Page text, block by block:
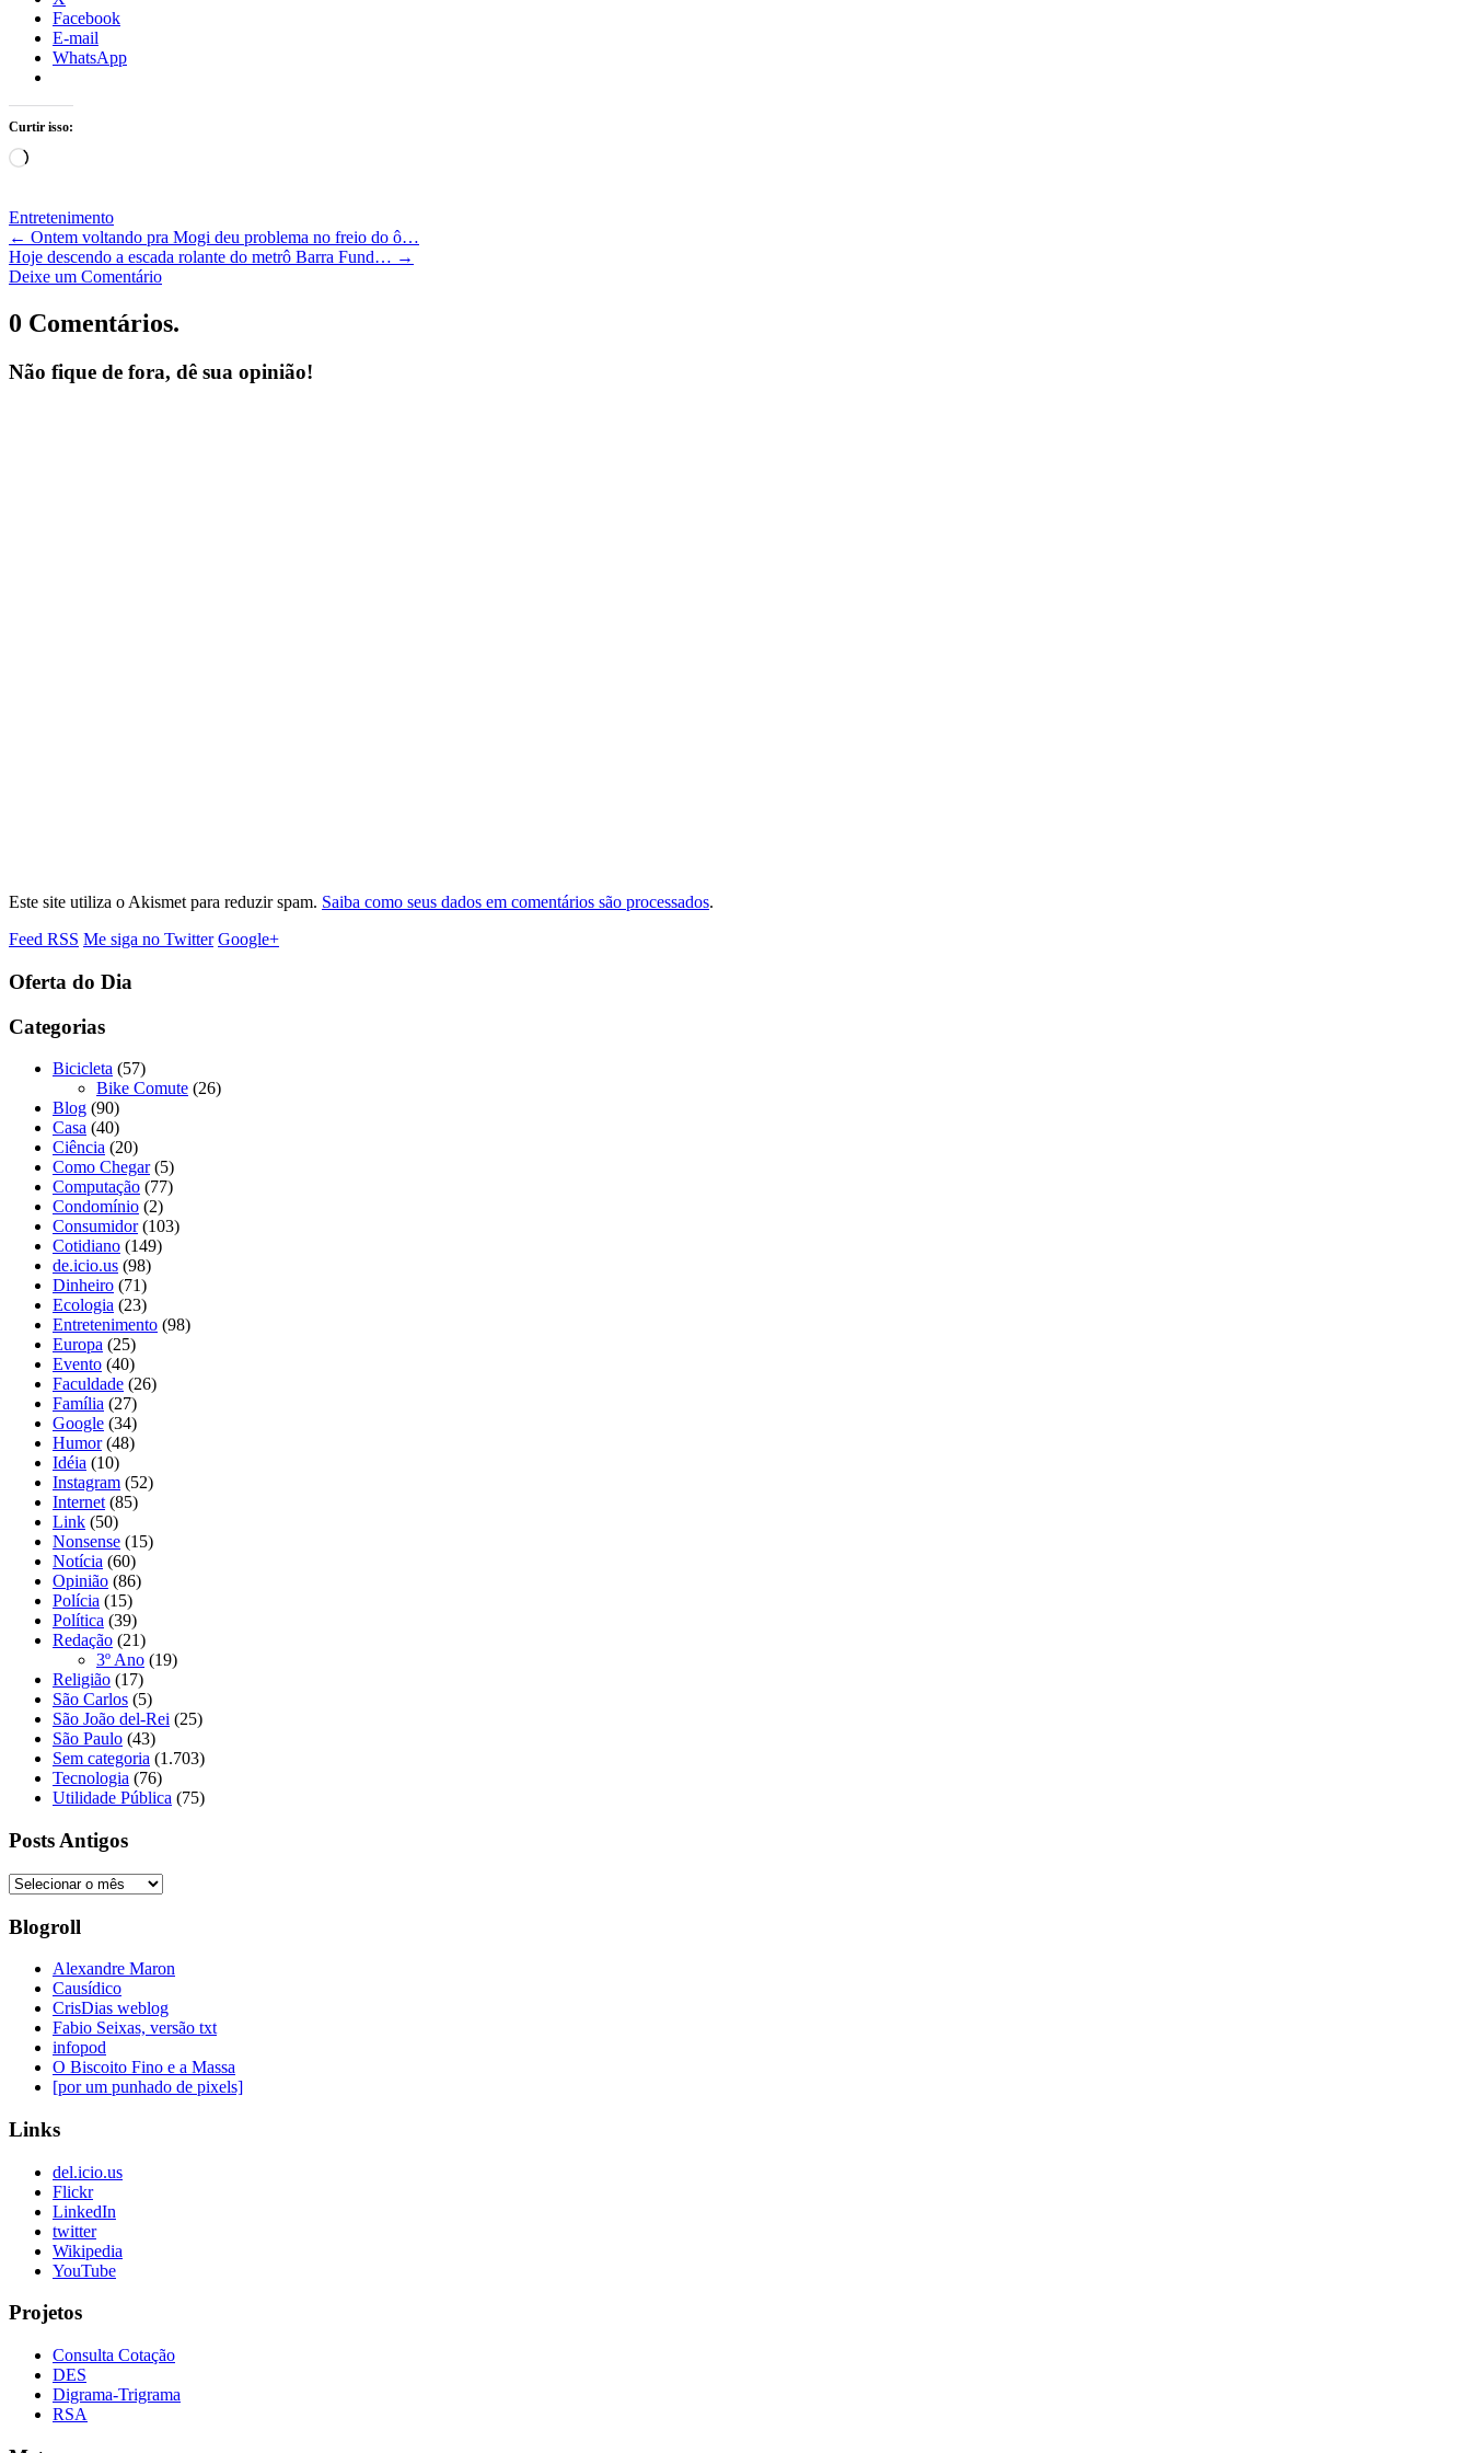
Facebook
E-mail
WhatsApp
Curtir isso:
Carregando...
Entretenimento
← Ontem voltando pra Mogi deu problema no freio do ô…
Hoje descendo a escada rolante do metrô Barra Fund… →
Deixe um Comentário
0 Comentários.
Não fique de fora, dê sua opinião!
Este site utiliza o Akismet para reduzir spam. Saiba como seus dados em comentários são processados.
Feed RSS Me siga no Twitter Google+
Oferta do Dia
Categorias
Bicicleta (57)
Bike Comute (26)
Blog (90)
Casa (40)
Ciência (20)
Como Chegar(5)
Computação (77)
Condomínio (2)
Consumidor(103)
Cotidiano (149)
de.icio.us (98)
Dinheiro (71)
Ecologia (23)
Entretenimento (98)
Europa (25)
Evento (40)
Faculdade (26)
Família (27)
Google (34)
Humor(48)
Idéia (10)
Instagram (52)
Internet (85)
Link (50)
Nonsense (15)
Notícia (60)
Opinião (86)
Polícia (15)
Política (39)
Redação (21)
3º Ano (19)
Religião (17)
São Carlos (5)
São João del-Rei (25)
São Paulo (43)
Sem categoria (1.703)
Tecnologia (76)
Utilidade Pública (75)
Posts Antigos
Posts
Blogroll
Alexandre Maron
Causídico
CrisDias weblog
Fabio Seixas, versão txt
infopod
O Biscoito Fino e a Massa
[por um punhado de pixels]
Links
del.icio.us
Flickr
LinkedIn
twitter
Wikipedia
YouTube
Projetos
Consulta Cotação
DES
Digrama-Trigrama
RSA